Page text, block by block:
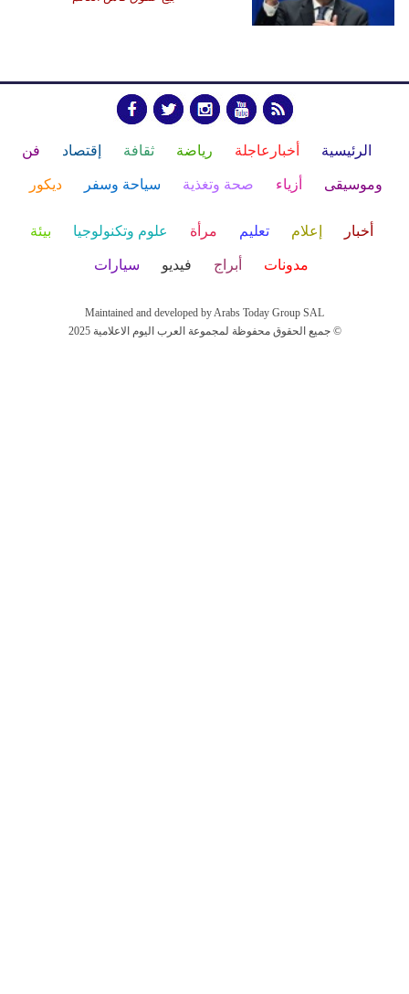
الرئيسية أخبارعاجلة رياضة ثقافة إقتصاد فن
وموسيقى أزياء صحة وتغذية سياحة وسفر ديكور
أخبار إعلام تعليم مرأة علوم وتكنولوجيا بيئة
مدونات أبراج فيديو سيارات
Maintained and developed by Arabs Today Group SAL
جميع الحقوق محفوظة لمجموعة العرب اليوم الاعلامية 2025 ©